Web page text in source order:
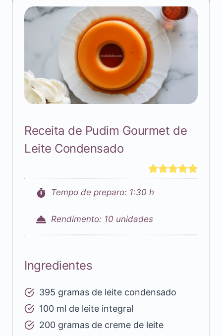
Receita de Pudim Gourmet de
Leite Condensado
Tempo de preparo: 1:30 h
Rendimento: 10 unidades
Ingredientes
395 gramas de leite condensado
100 ml de leite integral
200 gramas de creme de leite